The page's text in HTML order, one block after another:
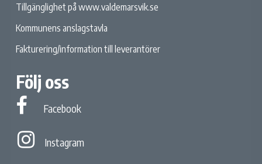
Tillgänglighet på www.valdemarsvik.se
Kommunens anslagstavla
Fakturering/information till leverantörer
Följ oss
Facebook
Facebook
Instagram
Instagram